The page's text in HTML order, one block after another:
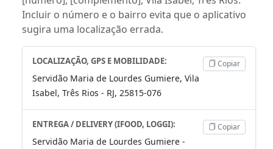
Incluir o número e o bairro evita que o aplicativo
sugira uma localização errada.
LOCALIZAÇÃO, GPS E MOBILIDADE:
Servidão Maria de Lourdes Gumiere, Vila
Isabel, Três Rios - RJ, 25815-076
Copiar
ENTREGA / DELIVERY (IFOOD, LOGGI):
Servidão Maria de Lourdes Gumiere -
Copiar